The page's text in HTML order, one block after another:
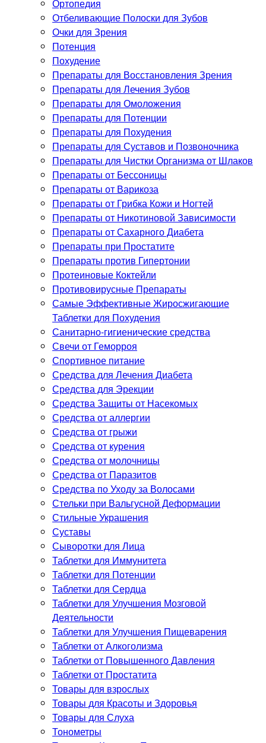
Ортопедия
Отбеливающие Полоски для Зубов
Очки для Зрения
Потенция
Похудение
Препараты для Восстановления Зрения
Препараты для Лечения Зубов
Препараты для Омоложения
Препараты для Потенции
Препараты для Похудения
Препараты для Суставов и Позвоночника
Препараты для Чистки Организма от Шлаков
Препараты от Бессоницы
Препараты от Варикоза
Препараты от Грибка Кожи и Ногтей
Препараты от Никотиновой Зависимости
Препараты от Сахарного Диабета
Препараты при Простатите
Препараты против Гипертонии
Протеиновые Коктейли
Противовирусные Препараты
Самые Эффективные Жиросжигающие
Таблетки для Похудения
Санитарно-гигиенические средства
Свечи от Геморроя
Спортивное питание
Средства для Лечения Диабета
Средства для Эрекции
Средства Защиты от Насекомых
Средства от аллергии
Средства от грыжи
Средства от курения
Средства от молочницы
Средства от Паразитов
Средства по Уходу за Волосами
Стельки при Вальгусной Деформации
Стильные Украшения
Суставы
Сыворотки для Лица
Таблетки для Иммунитета
Таблетки для Потенции
Таблетки для Сердца
Таблетки для Улучшения Мозговой
Деятельности
Таблетки для Улучшения Пищеварения
Таблетки от Алкоголизма
Таблетки от Повышенного Давления
Таблетки от Простатита
Товары для взрослых
Товары для Красоты и Здоровья
Товары для Слуха
Тонометры